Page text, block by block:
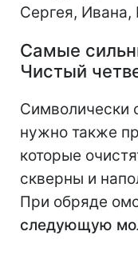
Сергея, Ивана,
Самые
Чистый
Символически
нужно также
которые
скверны и
При обряде
следующую